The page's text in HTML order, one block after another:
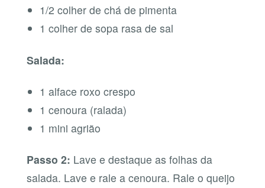
1/2 colher de chá de pimenta
1 colher de sopa rasa de sal
Salada:
1 alface roxo crespo
1 cenoura (ralada)
1 mini agrião
Passo 2: Lave e destaque as folhas da
salada. Lave e rale a cenoura. Rale o queijo